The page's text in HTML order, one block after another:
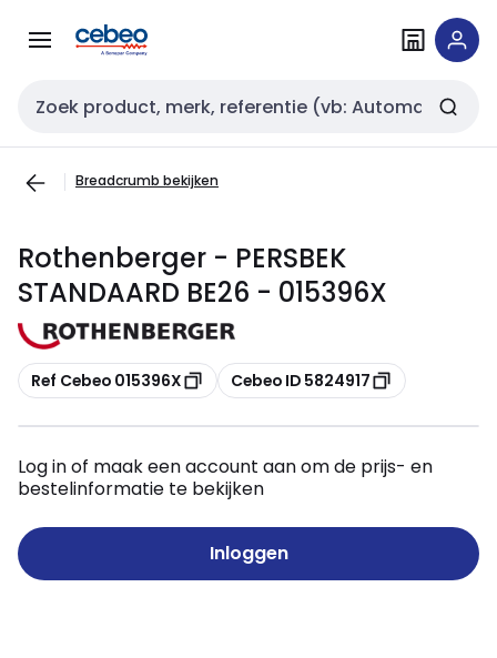
naar
naar
Zoekveld invoer
Breadcrumb bekijken
Rothenberger - PERSBEK
STANDAARD BE26 - 015396X
Kopiëren
Ref Cebeo 015396X Kopiëren
Cebeo ID 5824917
Log in of maak een account aan om de prijs- en
bestelinformatie te bekijken
Inloggen